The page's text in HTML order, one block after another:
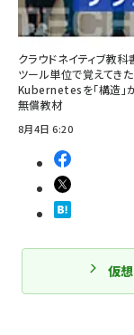
クラウドネイティブ教科
ツール単位で覚えてきた
Kubernetesを「構造」
無償教材
8月4日 6:20
仮